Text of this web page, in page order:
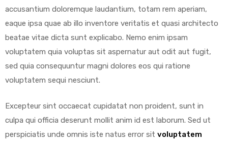
accusantium doloremque laudantium, totam rem aperiam,
eaque ipsa quae ab illo inventore veritatis et quasi architecto
beatae vitae dicta sunt explicabo. Nemo enim ipsam
voluptatem quia voluptas sit aspernatur aut odit aut fugit,
sed quia consequuntur magni dolores eos qui ratione
voluptatem sequi nesciunt.
Excepteur sint occaecat cupidatat non proident, sunt in
culpa qui officia deserunt mollit anim id est laborum. Sed ut
perspiciatis unde omnis iste natus error sit voluptatem